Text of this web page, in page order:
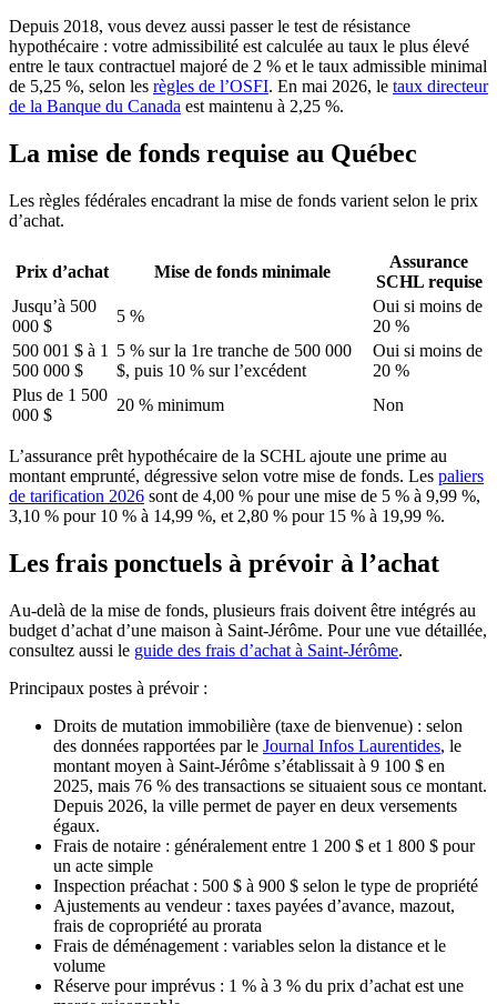
Depuis 2018, vous devez aussi passer le test de résistance
hypothécaire : votre admissibilité est calculée au taux le plus élevé
entre le taux contractuel majoré de 2 % et le taux admissible minimal
de 5,25 %, selon les règles de l’OSFI. En mai 2026, le taux directeur
de la Banque du Canada est maintenu à 2,25 %.
La mise de fonds requise au Québec
Les règles fédérales encadrant la mise de fonds varient selon le prix
d’achat.
Prix d’achat Mise de fonds minimale
Assurance
SCHL requise
Jusqu’à 500
000 $
5 %
Oui si moins de
20 %
500 001 $ à 1
500 000 $
5 % sur la 1re tranche de 500 000
$, puis 10 % sur l’excédent
Oui si moins de
20 %
Plus de 1 500
000 $
20 % minimum Non
L’assurance prêt hypothécaire de la SCHL ajoute une prime au
montant emprunté, dégressive selon votre mise de fonds. Les paliers
de tarification 2026 sont de 4,00 % pour une mise de 5 % à 9,99 %,
3,10 % pour 10 % à 14,99 %, et 2,80 % pour 15 % à 19,99 %.
Les frais ponctuels à prévoir à l’achat
Au-delà de la mise de fonds, plusieurs frais doivent être intégrés au
budget d’achat d’une maison à Saint-Jérôme. Pour une vue détaillée,
consultez aussi le guide des frais d’achat à Saint-Jérôme.
Principaux postes à prévoir :
Droits de mutation immobilière (taxe de bienvenue) : selon
des données rapportées par le Journal Infos Laurentides, le
montant moyen à Saint-Jérôme s’établissait à 9 100 $ en
2025, mais 76 % des transactions se situaient sous ce montant.
Depuis 2026, la ville permet de payer en deux versements
égaux.
Frais de notaire : généralement entre 1 200 $ et 1 800 $ pour
un acte simple
Inspection préachat : 500 $ à 900 $ selon le type de propriété
Ajustements au vendeur : taxes payées d’avance, mazout,
frais de copropriété au prorata
Frais de déménagement : variables selon la distance et le
volume
Réserve pour imprévus : 1 % à 3 % du prix d’achat est une